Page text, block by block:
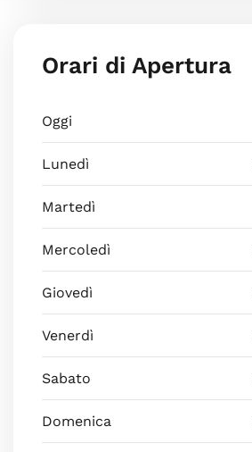
Orari di Apertura
Oggi
Lunedì
Martedì
Mercoledì
Giovedì
Venerdì
Sabato
Domenica